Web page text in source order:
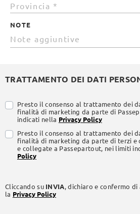
NOTE
TRATTAMENTO DEI DATI
Presto il consenso al trattamento dei
finalità di marketing da parte di
indicati nella Privacy Policy
Presto il consenso al trattamento dei
finalità di marketing da parte di terzi
e collegate a Passepartout, nei limiti
Policy
Cliccando su INVIA, dichiaro e confermo
la Privacy Policy